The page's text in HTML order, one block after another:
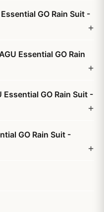
GO Rain Suit -
Essential GO Rain
GO Rain Suit -
GO Rain Suit -